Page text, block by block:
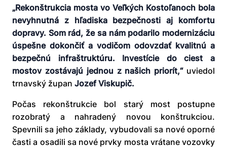
„Rekonštrukcia mosta vo Veľkých Kostoľanoch bola
nevyhnutná z hľadiska bezpečnosti aj komfortu
dopravy. Som rád, že sa nám podarilo modernizáciu
úspešne dokončiť a vodičom odovzdať kvalitnú a
bezpečnú infraštruktúru. Investície do ciest a
mostov zostávajú jednou z našich priorít,“uviedol
trnavský župan Jozef Viskupič.
Počas rekonštrukcie bol starý most postupne
rozobratý a nahradený novou konštrukciou.
Spevnili sa jeho základy, vybudovali sa nové oporné
časti a osadili sa nové prvky mosta vrátane vozovky